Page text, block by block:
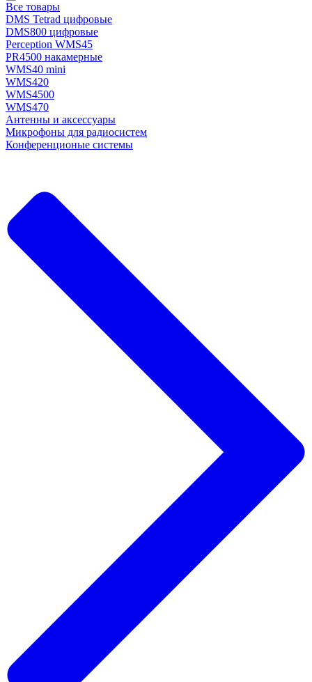
Все товары
DMS Tetrad цифровые
DMS800 цифровые
Perception WMS45
PR4500 накамерные
WMS40 mini
WMS420
WMS4500
WMS470
Антенны и аксессуары
Микрофоны для радиосистем
Конференционые системы